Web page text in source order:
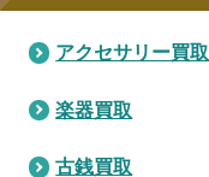
アクセサリー買取
楽器買取
古銭買取